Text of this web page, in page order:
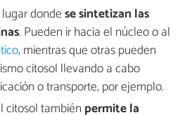
lugar dondese sintetizan las
. Pueden ir hacia el núcleo o al
, mientras que otras pueden
citosol llevando a cabo
o transporte, por ejemplo.
citosol también permite la